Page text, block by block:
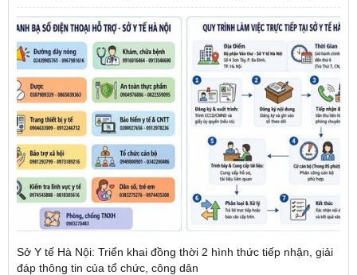
Sở Y tế Hà Nội: Triển khai đồng thời 2 hình thức tiếp nhận, giải
đáp thông tin của tổ chức, công dân